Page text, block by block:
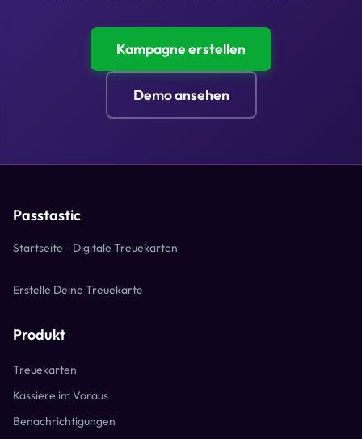
Kampagne erstellen
Demo ansehen
Passtastic
Startseite - Digitale Treuekarten
Erstelle Deine Treuekarte
Produkt
Treuekarten
Kassiere im Voraus
Benachrichtigungen